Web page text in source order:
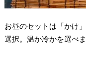
お昼のセットは「かけ
選択。温か冷かを選べま